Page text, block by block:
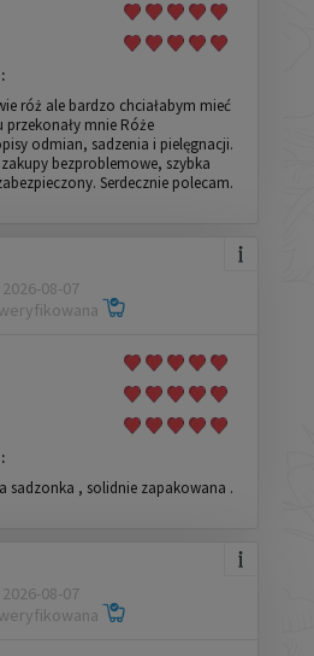
róż ale bardzo chciałabym mieć
mnie Róże
odmian, sadzenia i pielęgnacji.
bezproblemowe, szybka
Serdecznie polecam.
08-07
sadzonka , solidnie zapakowana .
08-07